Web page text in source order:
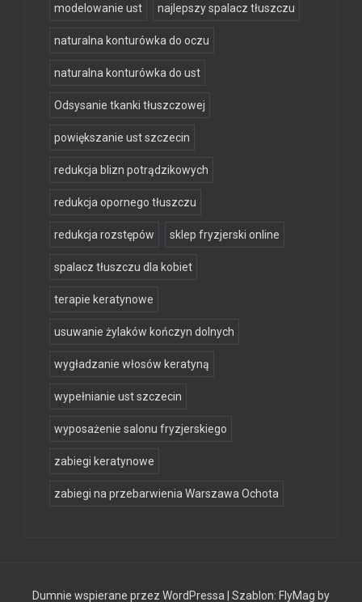
modelowanie ust najlepszy spalacz tłuszczu
naturalna konturówka do oczu
naturalna konturówka do ust
Odsysanie tkanki tłuszczowej
powiększanie ust szczecin
redukcja blizn potrądzikowych
redukcja opornego tłuszczu
redukcja rozstępów sklep fryzjerski online
spalacz tłuszczu dla kobiet
terapie keratynowe
usuwanie żylaków kończyn dolnych
wygładzanie włosów keratyną
wypełnianie ust szczecin
wyposażenie salonu fryzjerskiego
zabiegi keratynowe
zabiegi na przebarwienia Warszawa Ochota